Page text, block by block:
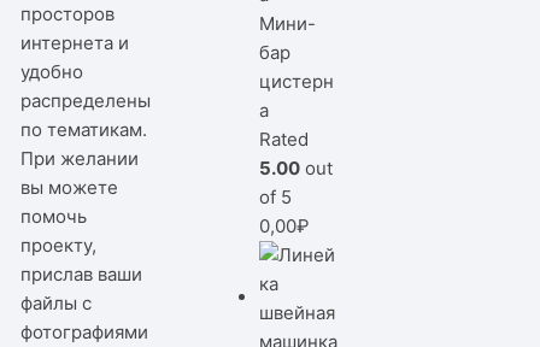
просторов
интернета и
удобно
распределены
по тематикам.
При желании
вы можете
помочь
проекту,
прислав ваши
файлы с
фотографиями
Мини-
бар
цистерн
а
Rated
5.00 out
of 5
0,00₽